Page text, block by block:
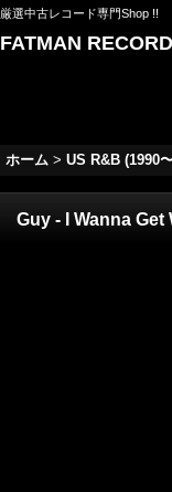
厳選中古レコード専門Shop !!
FATMAN
ホーム > US R&B (1990
Guy - I Wanna Get